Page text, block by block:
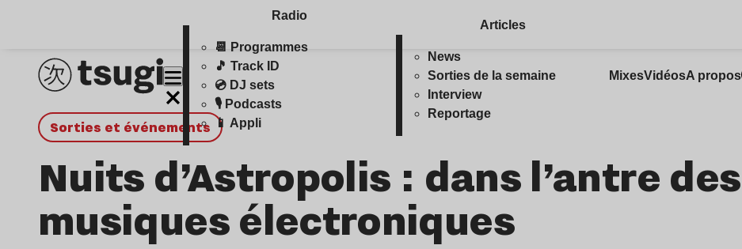
Radio
📆 Programmes
🎵 Track ID
💿 DJ sets
🎙️ Podcasts
📱 Appli
Articles
News
Sorties de la semaine
Interview
Reportage
MixesVidéosA propos
Sorties et événements
Nuits d’Astropolis : dans l’antre des
musiques électroniques